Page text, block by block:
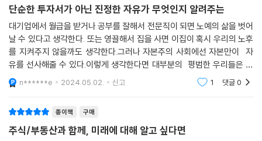
단순한 투자서가 아닌 진정한 자유가 무엇인지 알려주는
대기업에서 월급을 받거나 공부를 잘해서 전문직이 되면 노예의 삶을 벗어
날 수 있다고 생각한다. 또는 영끌해서 집을 사면 이집이 혹시 우리의 노후
를 지켜주지 않을까도 생각한다.그러나 자본주의 사회에선 자본만이 자
유를 선사해줄 수 있다.이렇게 생각한다면 대부분의 평범한 우리들은 하
루하루를 살아나기가 급하고 내일의 부를 축적할 가능성이 없기 때문에 막
막해지곤 한다.
n******e 2024.05.02. 신고 1 댓글0
종이책 구매
주식/부동산과 함께, 미래에 대해 알고 싶다면